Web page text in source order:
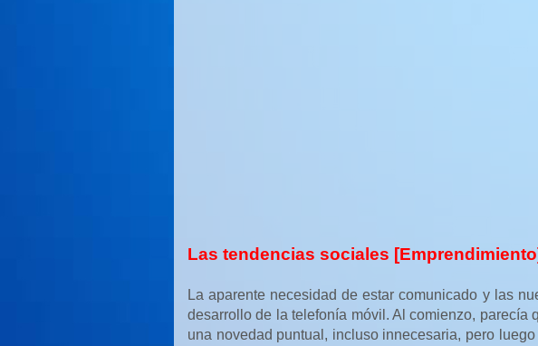
Las tendencias sociales
La aparente necesidad de estar comunicado y las
desarrollo de la telefonía móvil. Al comienzo, parecía
una novedad puntual, incluso innecesaria, pero